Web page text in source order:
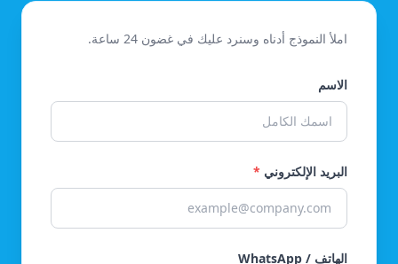
املأ النموذج أدناه وسنرد عليك في غضون 24 ساعة.
الاسم
البريد الإلكتروني *
الهاتف / WhatsApp